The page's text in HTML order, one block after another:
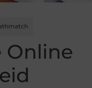
Online